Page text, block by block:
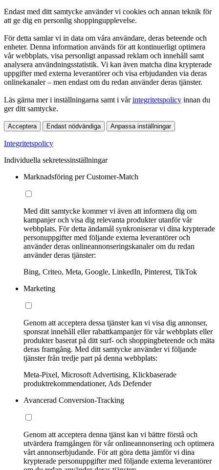
Endast med ditt samtycke använder vi cookies och annan teknik för
att ge dig en personlig shoppingupplevelse.
För detta samlar vi in data om våra användare, deras beteende och
enheter. Denna information används för att kontinuerligt optimera
vår webbplats, visa personligt anpassad reklam och innehåll samt
analysera användningsstatistik. Vi kan även matcha dina krypterade
uppgifter med externa leverantörer och visa erbjudanden via deras
onlinekanaler – men endast om du redan använder deras tjänster.
Läs gärna mer i inställningarna samt i vårintegritetspolicy innan du
ger ditt samtycke.
Acceptera Endast nödvändiga Anpassa inställningar
Integritetspolicy
Individuella sekretessinställningar
Marknadsföring per Customer-Match
Med ditt samtycke kommer vi även att informera dig om
kampanjer och visa dig relevanta produkter utanför vår
webbplats. För detta ändamål synkroniserar vi dina krypterade
personuppgifter med följande externa leverantörer och
använder deras onlineannonseringskanaler om du redan
använder deras tjänster:
Bing, Criteo, Meta, Google, LinkedIn, Pinterest, TikTok
Marketing
Genom att acceptera dessa tjänster kan vi visa dig annonser,
sponsrat innehåll eller rabattkampanjer för vår webbplats eller
produkter baserat på ditt surf- och shoppingbeteende och mäta
deras framgång. Med ditt samtycke använder vi följande
tjänster från tredje part på denna webbplats:
Meta-Pixel, Microsoft Advertising, Klickbaserade
produktrekommendationer, Ads Defender
Avancerad Conversion-Tracking
Genom att acceptera denna tjänst kan vi bättre förstå och
utvärdera framgången för vår onlineannonsering och optimera
vårt annonserbjudande. För att göra detta jämför vi dina
krypterade personuppgifter med följande externa leverantörer